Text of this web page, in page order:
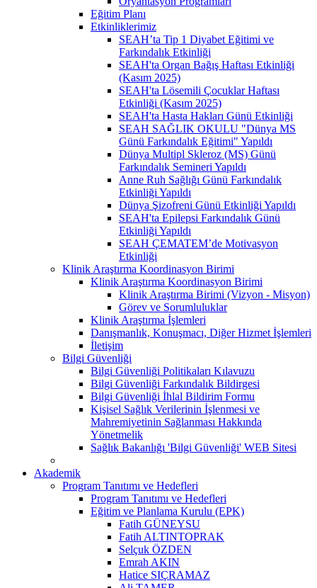
Eğitim Planı
Etkinliklerimiz
SEAH’ta Tip 1 Diyabet Eğitimi ve
Farkındalık Etkinliği
SEAH'ta Organ Bağış Haftası Etkinliği
(Kasım 2025)
SEAH'ta Lösemili Çocuklar Haftası
Etkinliği (Kasım 2025)
SEAH'ta Hasta Hakları Günü Etkinliği
SEAH SAĞLIK OKULU "Dünya MS
Günü Farkındalık Eğitimi" Yapıldı
Dünya Multipl Skleroz (MS) Günü
Farkındalık Semineri Yapıldı
Anne Ruh Sağlığı Günü Farkındalık
Etkinliği Yapıldı
Dünya Şizofreni Günü Etkinliği Yapıldı
SEAH'ta Epilepsi Farkındalık Günü
Etkinliği Yapıldı
SEAH ÇEMATEM’de Motivasyon
Etkinliği
Klinik Araştırma Koordinasyon Birimi
Klinik Araştırma Koordinasyon Birimi
Klinik Araştırma Birimi (Vizyon - Misyon)
Görev ve Sorumluluklar
Klinik Araştırma İşlemleri
Danışmanlık, Konuşmacı, Diğer Hizmet İşlemleri
İletişim
Bilgi Güvenliği
Bilgi Güvenliği Politikaları Kılavuzu
Bilgi Güvenliği Farkındalık Bildirgesi
Bilgi Güvenliği İhlal Bildirim Formu
Kişisel Sağlık Verilerinin İşlenmesi ve
Mahremiyetinin Sağlanması Hakkında
Yönetmelik
Sağlık Bakanlığı 'Bilgi Güvenliği' WEB Sitesi
Akademik
Program Tanıtımı ve Hedefleri
Program Tanıtımı ve Hedefleri
Eğitim ve Planlama Kurulu (EPK)
Fatih GÜNEYSU
Fatih ALTINTOPRAK
Selçuk ÖZDEN
Emrah AKIN
Hatice SIÇRAMAZ